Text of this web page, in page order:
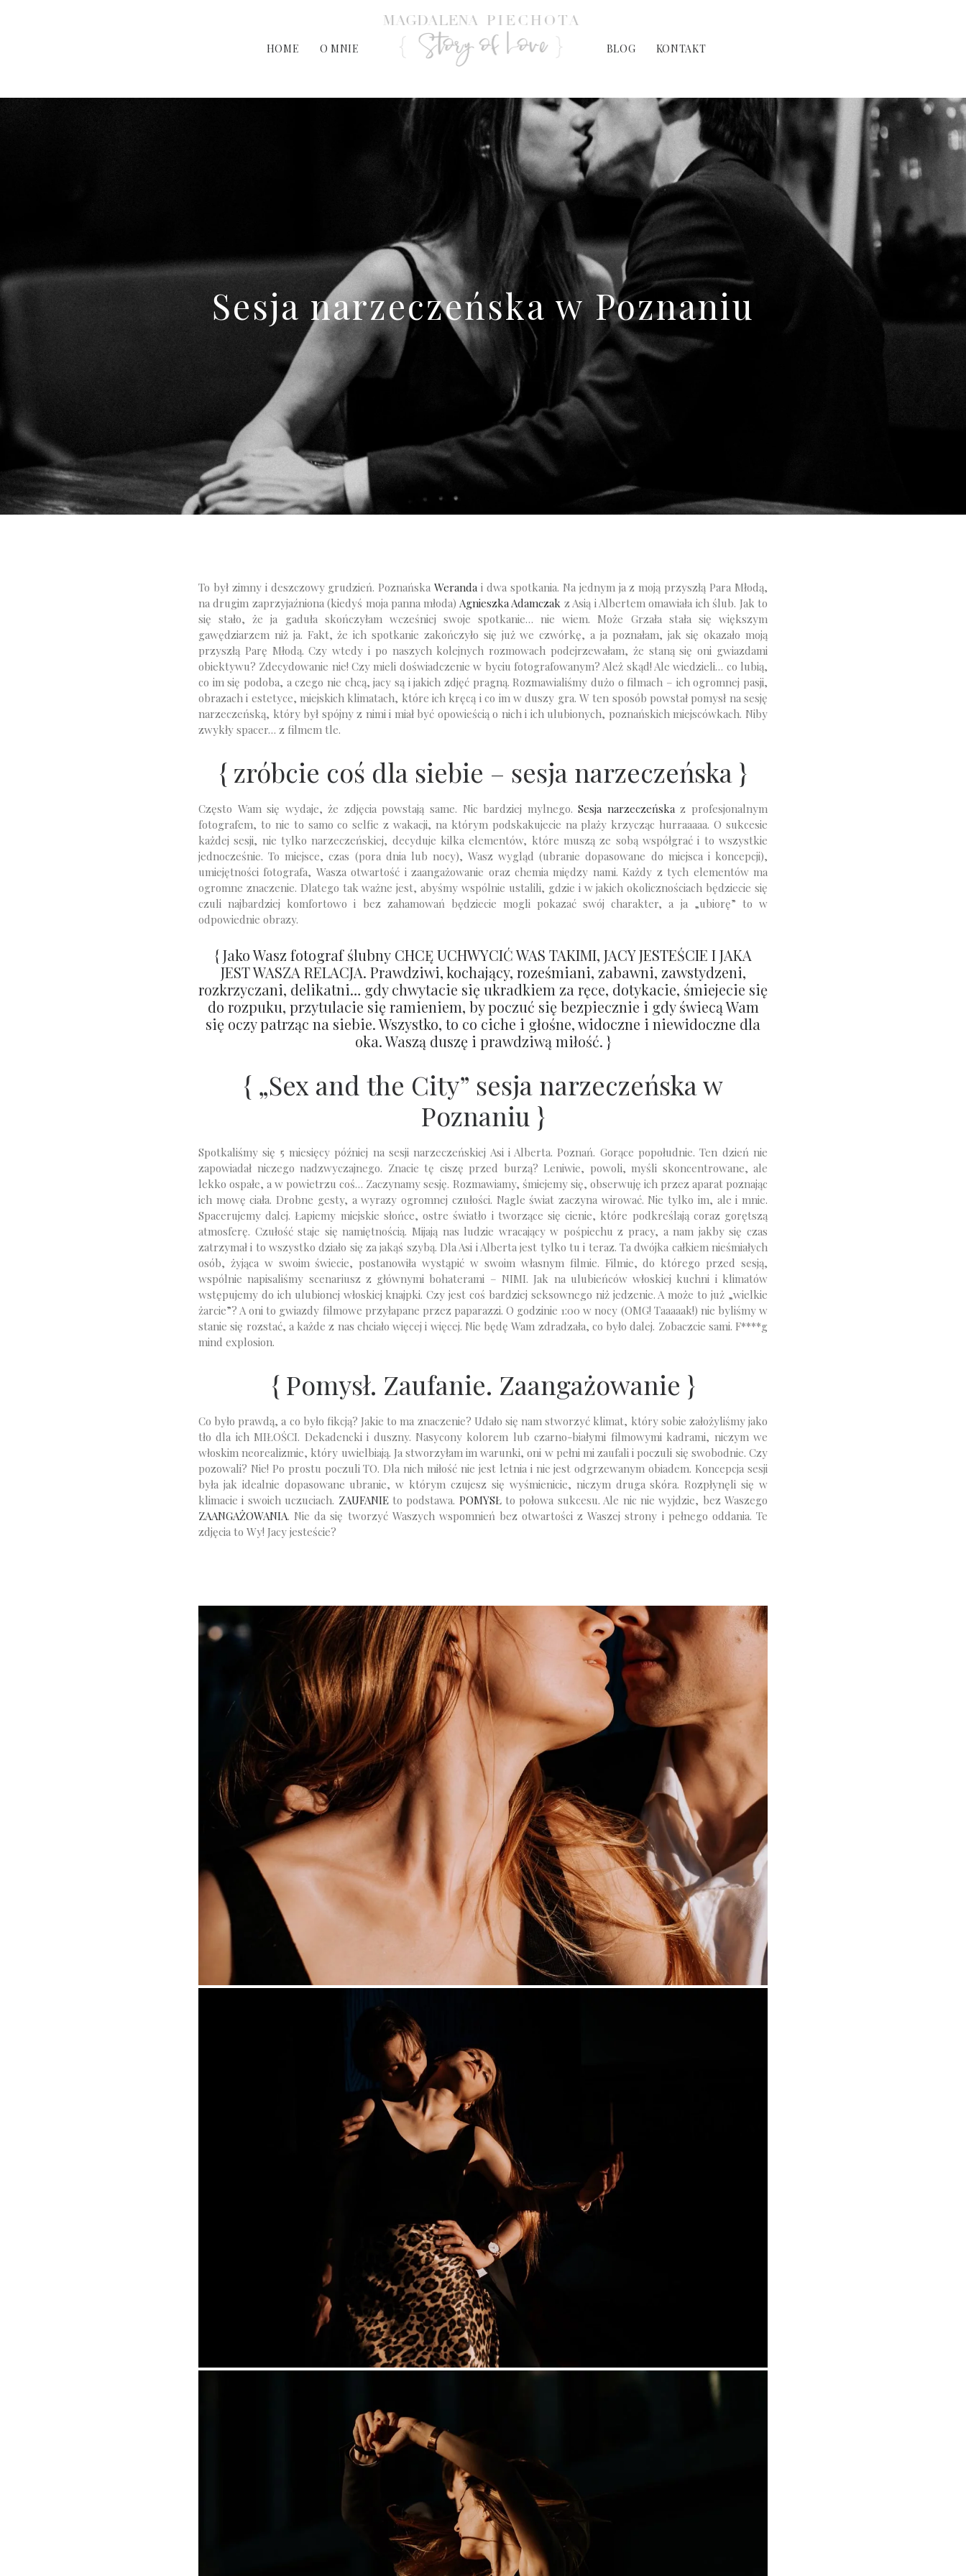
HOME O MNIE BLOG KONTAKT
Sesja narzeczeńska w Poznaniu
To był zimny i deszczowy grudzień. PoznańskaWerandai dwa spotkania. Na jednym ja z moją przyszłą Para Młodą,
na drugim zaprzyjaźniona (kiedyś moja panna młoda) Agnieszka Adamczak z Asią i Albertem omawiała ich ślub. Jak to
się stało, że ja gaduła skończyłam wcześniej swoje spotkanie… nie wiem. Może Grzała stała się większym
gawędziarzem niż ja. Fakt, że ich spotkanie zakończyło się już we czwórkę, a ja poznałam, jak się okazało moją
przyszłą Parę Młodą. Czy wtedy i po naszych kolejnych rozmowach podejrzewałam, że staną się oni gwiazdami
obiektywu? Zdecydowanie nie! Czy mieli doświadczenie w byciu fotografowanym? Ależ skąd! Ale wiedzieli… co lubią,
co im się podoba, a czego nie chcą, jacy są i jakich zdjęć pragną. Rozmawialiśmy dużo o filmach – ich ogromnej pasji,
obrazach i estetyce, miejskich klimatach, które ich kręcą i co im w duszy gra. W ten sposób powstał pomysł na sesję
narzeczeńską, który był spójny z nimi i miał być opowieścią o nich i ich ulubionych, poznańskich miejscówkach. Niby
zwykły spacer… z filmem tle.
{ zróbcie coś dla siebie – sesja narzeczeńska }
Często Wam się wydaje, że zdjęcia powstają same. Nic bardziej mylnego.Sesja narzeczeńskaz profesjonalnym
fotografem, to nie to samo co selfie z wakacji, na którym podskakujecie na plaży krzycząc hurraaaaa. O sukcesie
każdej sesji, nie tylko narzeczeńskiej, decyduje kilka elementów, które muszą ze sobą współgrać i to wszystkie
jednocześnie. To miejsce, czas (pora dnia lub nocy), Wasz wygląd (ubranie dopasowane do miejsca i koncepcji),
umiejętności fotografa, Wasza otwartość i zaangażowanie oraz chemia między nami. Każdy z tych elementów ma
ogromne znaczenie. Dlatego tak ważne jest, abyśmy wspólnie ustalili, gdzie i w jakich okolicznościach będziecie się
czuli najbardziej komfortowo i bez zahamowań będziecie mogli pokazać swój charakter, a ja „ubiorę” to w
odpowiednie obrazy.
{ Jako Wasz fotograf ślubny CHCĘ UCHWYCIĆ WAS TAKIMI, JACY JESTEŚCIE I JAKA
JEST WASZA RELACJA. Prawdziwi, kochający, roześmiani, zabawni, zawstydzeni,
rozkrzyczani, delikatni… gdy chwytacie się ukradkiem za ręce, dotykacie, śmiejecie się
do rozpuku, przytulacie się ramieniem, by poczuć się bezpiecznie i gdy świecą Wam
się oczy patrząc na siebie. Wszystko, to co ciche i głośne, widoczne i niewidoczne dla
oka. Waszą duszę i prawdziwą miłość. }
{ „Sex and the City” sesja narzeczeńska w
Poznaniu }
Spotkaliśmy się 5 miesięcy później na sesji narzeczeńskiej Asi i Alberta. Poznań. Gorące popołudnie. Ten dzień nie
zapowiadał niczego nadzwyczajnego. Znacie tę ciszę przed burzą? Leniwie, powoli, myśli skoncentrowane, ale
lekko ospałe, a w powietrzu coś… Zaczynamy sesję. Rozmawiamy, śmiejemy się, obserwuję ich przez aparat poznając
ich mowę ciała. Drobne gesty, a wyrazy ogromnej czułości. Nagle świat zaczyna wirować. Nie tylko im, ale i mnie.
Spacerujemy dalej. Łapiemy miejskie słońce, ostre światło i tworzące się cienie, które podkreślają coraz gorętszą
atmosferę. Czułość staje się namiętnością. Mijają nas ludzie wracający w pośpiechu z pracy, a nam jakby się czas
zatrzymał i to wszystko działo się za jakąś szybą. Dla Asi i Alberta jest tylko tu i teraz. Ta dwójka całkiem nieśmiałych
osób, żyjąca w swoim świecie, postanowiła wystąpić w swoim własnym filmie. Filmie, do którego przed sesją,
wspólnie napisaliśmy scenariusz z głównymi bohaterami – NIMI. Jak na ulubieńców włoskiej kuchni i klimatów
wstępujemy do ich ulubionej włoskiej knajpki. Czy jest coś bardziej seksownego niż jedzenie. A może to już „wielkie
żarcie”? A oni to gwiazdy filmowe przyłapane przez paparazzi. O godzinie 1:00 w nocy (OMG! Taaaaak!) nie byliśmy w
stanie się rozstać, a każde z nas chciało więcej i więcej. Nie będę Wam zdradzała, co było dalej. Zobaczcie sami. F****g
mind explosion.
{ Pomysł. Zaufanie. Zaangażowanie }
Co było prawdą, a co było fikcją? Jakie to ma znaczenie? Udało się nam stworzyć klimat, który sobie założyliśmy jako
tło dla ich MIŁOŚCI. Dekadencki i duszny. Nasycony kolorem lub czarno-białymi filmowymi kadrami, niczym we
włoskim neorealizmie, który uwielbiają. Ja stworzyłam im warunki, oni w pełni mi zaufali i poczuli się swobodnie. Czy
pozowali? Nie! Po prostu poczuli TO. Dla nich miłość nie jest letnia i nie jest odgrzewanym obiadem. Koncepcja sesji
była jak idealnie dopasowane ubranie, w którym czujesz się wyśmienicie, niczym druga skóra. Rozpłynęli się w
klimacie i swoich uczuciach. ZAUFANIEto podstawa. POMYSŁto połowa sukcesu. Ale nic nie wyjdzie, bez Waszego
ZAANGAŻOWANIA. Nie da się tworzyć Waszych wspomnień bez otwartości z Waszej strony i pełnego oddania. Te
zdjęcia to Wy! Jacy jesteście?